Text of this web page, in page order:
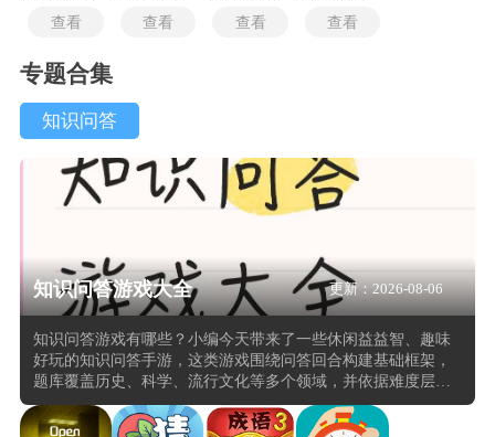
查看 查看 查看 查看
专题合集
知识问答
知识问答游戏大全 更新：2026-08-06
知识问答游戏有哪些？小编今天带来了一些休闲益益智、趣味
好玩的知识问答手游，这类游戏围绕问答回合构建基础框架，
题库覆盖历史、科学、流行文化等多个领域，并依据难度层级
从常识判断逐步过渡至专业细分内容。每一轮问答通常由计时
器与计分板同步推进，倒计时压力增加决策紧迫感，回答正确